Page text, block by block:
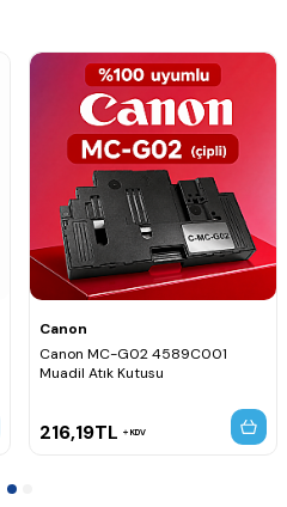
Canon
Canon MC-G02 4589C001
Muadil Atık Kutusu
216,19TL KDV